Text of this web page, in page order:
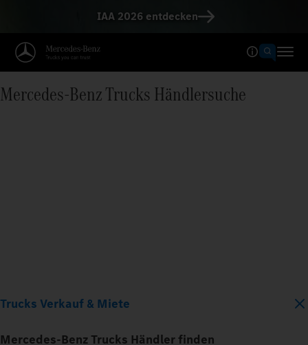
IAA 2026 entdecken
Mercedes‑Benz Trucks Händlersuche
Trucks Verkauf & Miete
Mercedes-Benz Trucks Händler finden